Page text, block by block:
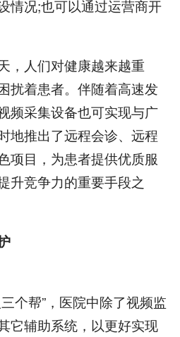
情况;也可以通过运营商开
人们对健康越来越重
扰着患者。伴随着高速发
频采集设备也可实现与广
地推出了远程会诊、远程
项目，为患者提供优质服
升竞争力的重要手段之
帮”，医院中除了视频监
它辅助系统，以更好实现